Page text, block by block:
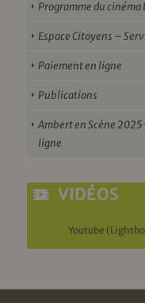
Programme du cinéma
Espace Citoyens –
Paiement en ligne
Publications
Ambert en Scène
ligne
VIDÉOS
Youtube